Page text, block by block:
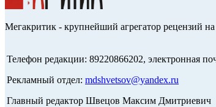
Мегакритик - крупнейший агрегатор рецензий
Телефон редакции: 89220866202, электронная
Рекламный отдел: mdshvetsov@yandex.ru
Главный редактор Швецов Максим Дмитриевич